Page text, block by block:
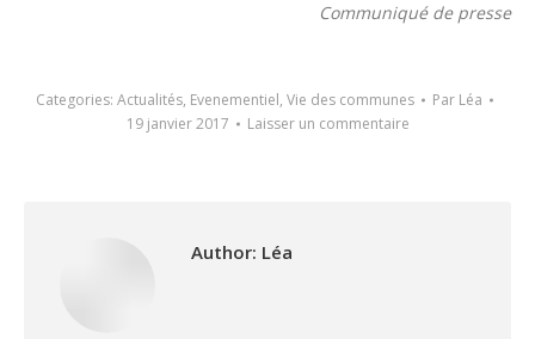
Communiqué de presse
Categories: Actualités, Evenementiel, Vie des communes Par Léa
19 janvier 2017
Laisser un commentaire
Author: Léa